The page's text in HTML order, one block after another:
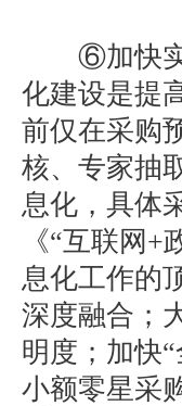
⑥加快实
化建设是提
前仅在采购
核、专家抽
息化，具体
《“互联网
息化工作的
深度融合；
明度；加快
小额零星采